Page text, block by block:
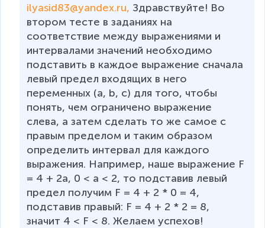
ilyasid83@yandex.ru, Здравствуйте! Во
втором тесте в заданиях на
соответствие между выражениями и
интервалами значений необходимо
подставить в каждое выражение сначала
левый предел входящих в него
переменных (a, b, c) для того, чтобы
понять, чем ограничено выражение
слева, а затем сделать то же самое с
правым пределом и таким образом
определить интервал для каждого
выражения. Например, наше выражение F
= 4 + 2a, 0 < a < 2, то подставив левый
предел получим F = 4 + 2 * 0 = 4,
подставив правый: F = 4 + 2 * 2 = 8,
значит 4 < F < 8. Желаем успехов!